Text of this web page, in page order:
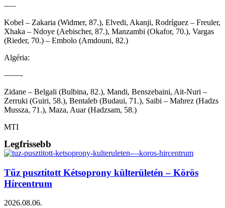
—–
Kobel – Zakaria (Widmer, 87.), Elvedi, Akanji, Rodríguez – Freuler,
Xhaka – Ndoye (Aebischer, 87.), Manzambi (Okafor, 70.), Vargas
(Rieder, 70.) – Embolo (Amdouni, 82.)
Algéria:
——-
Zidane – Belgali (Bulbina, 82.), Mandi, Benszebaini, Ait-Nuri –
Zerruki (Guiri, 58.), Bentaleb (Budaui, 71.), Saibi – Mahrez (Hadzs
Mussza, 71.), Maza, Auar (Hadzsam, 58.)
MTI
Legfrissebb
Tűz pusztított Kétsoprony külterületén – Körös
Hírcentrum
2026.08.06.